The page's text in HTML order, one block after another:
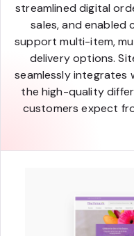
streamlined digital
sales, and enabled
support multi-item,
delivery options.
seamlessly
the high-quality
customers expect